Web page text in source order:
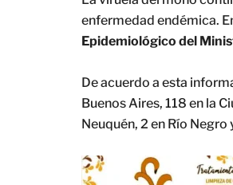
enfermedad endémica.
Epidemiológico del
De acuerdo a esta
Buenos Aires, 118 en la
Neuquén, 2 en Río Negro